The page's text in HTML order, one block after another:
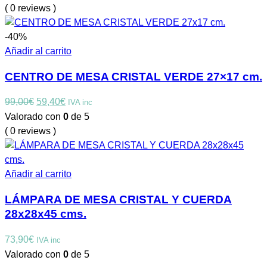
( 0 reviews )
-40%
Añadir al carrito
CENTRO DE MESA CRISTAL VERDE 27×17 cm.
99,00€ El
precio
original
era:
59,40€El
precio
es:
IVA inc
Valorado con 0 de 5
( 0 reviews )
Añadir al carrito
LÁMPARA DE MESA CRISTAL Y CUERDA
28x28x45 cms.
73,90€ IVA inc
Valorado con 0 de 5